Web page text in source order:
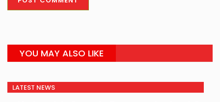
YOU MAY ALSO LIKE
LATEST NEWS